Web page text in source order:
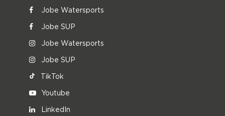
Jobe Watersports
Jobe SUP
Jobe Watersports
Jobe SUP
TikTok
Youtube
LinkedIn